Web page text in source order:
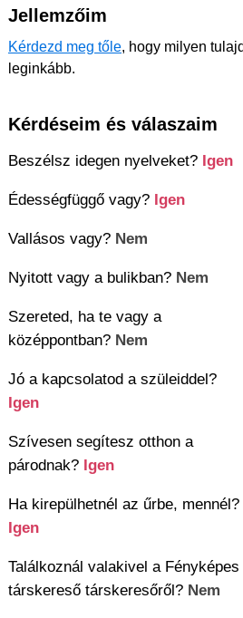
Jellemzőim
Kérdezd meg tőle, hogy milyen
leginkább.
Kérdéseim és válaszaim
Beszélsz idegen nyelveket? Igen
Édességfüggő vagy? Igen
Vallásos vagy? Nem
Nyitott vagy a bulikban? Nem
Szereted, ha te vagy a
középpontban? Nem
Jó a kapcsolatod a szüleiddel?
Igen
Szívesen segítesz otthon a
párodnak? Igen
Ha kirepülhetnél az űrbe, mennél?
Igen
Találkoznál valakivel a Fényképes
társkereső társkeresőről? Nem